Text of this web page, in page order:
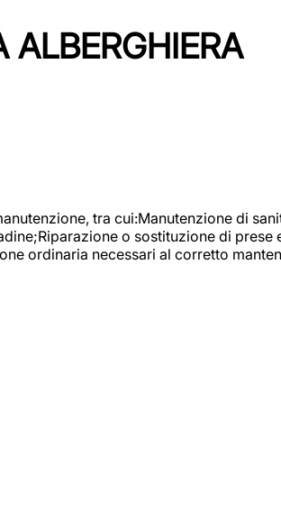
tra cui:Manutenzione di
o sostituzione di prese
ordinaria necessari al corretto